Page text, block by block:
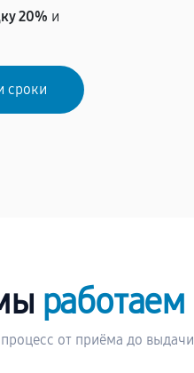
20% и
работаем
от приёма до выдачи